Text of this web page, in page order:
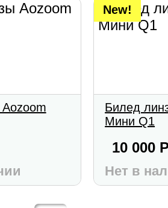
New!
Билед
Мини Q1
10 000
Нет в